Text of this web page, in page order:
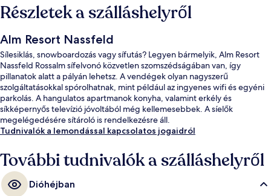
Részletek a szálláshelyről
Alm Resort Nassfeld
Sílesiklás, snowboardozás vagy sífutás? Legyen bármelyik, Alm Resort
Nassfeld Rossalm sífelvonó közvetlen szomszédságában van, így
pillanatok alatt a pályán lehetsz. A vendégek olyan nagyszerű
szolgáltatásokkal spórolhatnak, mint például az ingyenes wifi és egyéni
parkolás. A hangulatos apartmanok konyha, valamint erkély és
síkképernyős televízió jóvoltából még kellemesebbek. A síelők
megelégedésére sítároló is rendelkezésre áll.
Tudnivalók a lemondással kapcsolatos jogaidról
További tudnivalók a szálláshelyről
Dióhéjban